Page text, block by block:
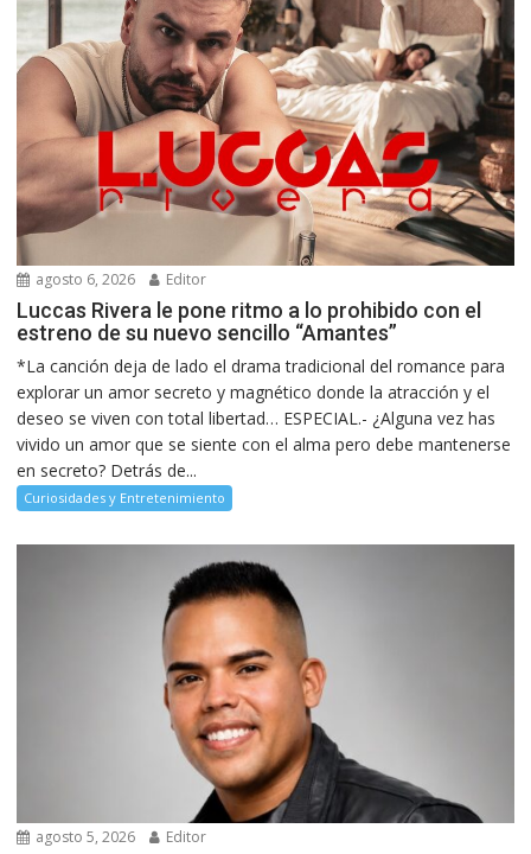
agosto 6, 2026 Editor
Luccas Rivera le pone ritmo a lo prohibido con el
estreno de su nuevo sencillo “Amantes”
*La canción deja de lado el drama tradicional del romance para
explorar un amor secreto y magnético donde la atracción y el
deseo se viven con total libertad… ESPECIAL.- ¿Alguna vez has
vivido un amor que se siente con el alma pero debe mantenerse
en secreto? Detrás de...
Curiosidades y Entretenimiento
agosto 5, 2026 Editor